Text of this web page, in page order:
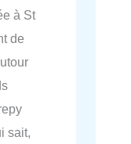
à St
de
sait,